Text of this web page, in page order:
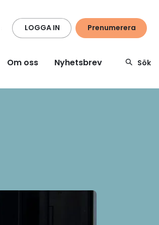
LOGGA IN Prenumerera
Om oss Nyhetsbrev Sök